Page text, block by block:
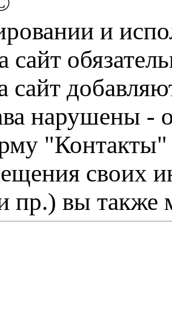
и
сайт
сайт
нарушены -
"Контакты"
своих
пр.) вы также